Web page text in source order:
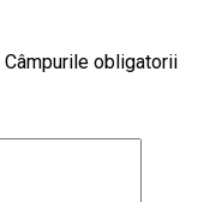
Câmpurile obligatorii